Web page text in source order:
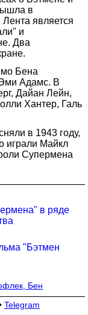
в
является
и
Два
Бена
Адамс. В
Дайан Лейн,
Хантер, Галь
в 1943 году,
играли Майкл
Супермена
в ряде
"Бэтмен
Бен
Telegram